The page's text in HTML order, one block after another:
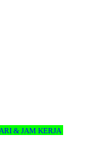
& JAM KERJA